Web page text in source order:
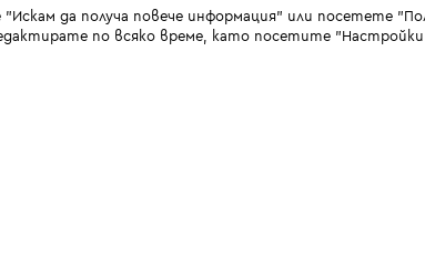
да получа повече информация" или посетете
по всяко време, като посетите "Настройки